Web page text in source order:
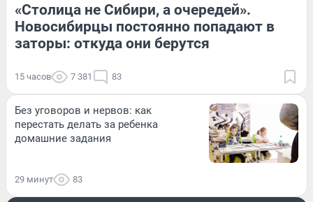
«Столица не Сибири, а очередей».
Новосибирцы постоянно попадают в
заторы: откуда они берутся
15 часов 7 381 83
Без уговоров и нервов: как
перестать делать за ребенка
домашние задания
29 минут 83
РАЗВЛЕЧЕНИЯ